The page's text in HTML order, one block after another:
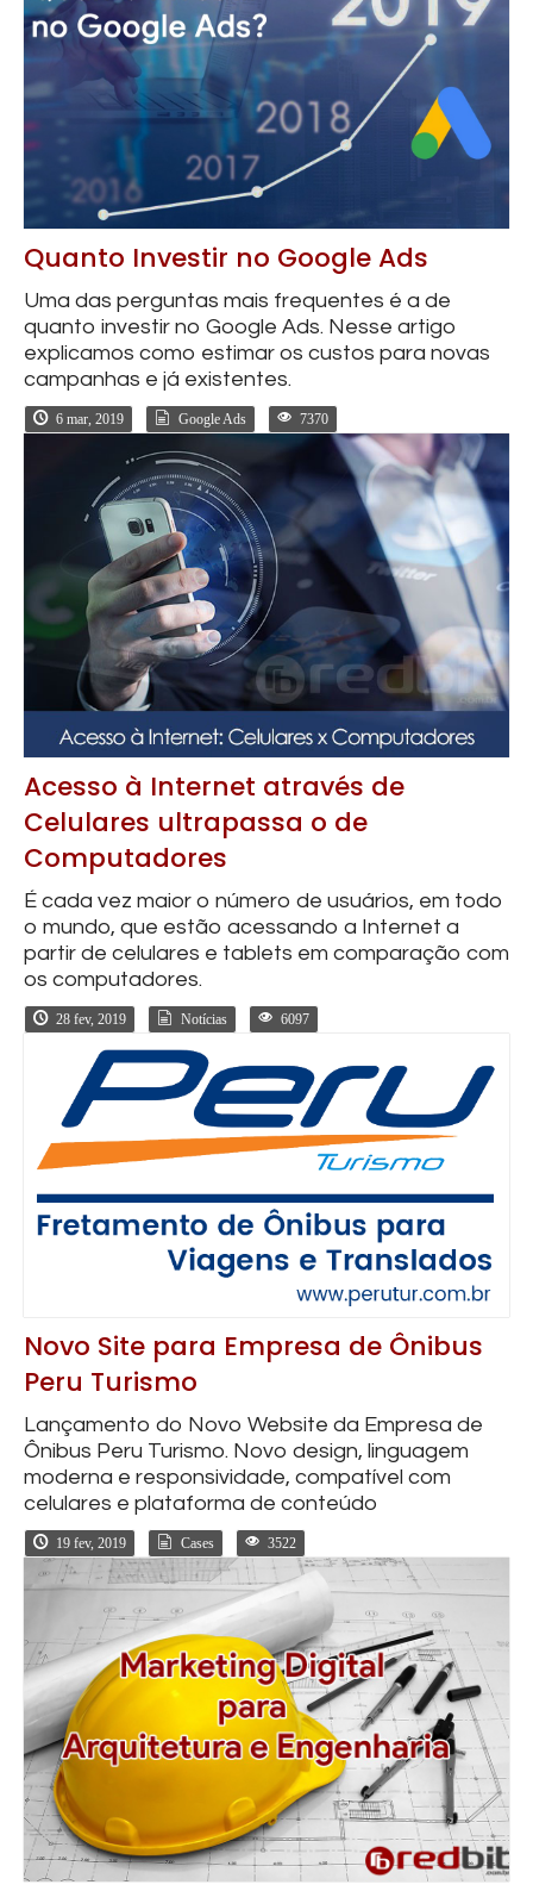
Quanto Investir no Google Ads
Uma das perguntas mais frequentes é a de
quanto investir no Google Ads. Nesse artigo
explicamos como estimar os custos para novas
campanhas e já existentes.
6 mar, 2019 Google Ads 7370
Acesso à Internet através de
Celulares ultrapassa o de
Computadores
É cada vez maior o número de usuários, em todo
o mundo, que estão acessando a Internet a
partir de celulares e tablets em comparação com
os computadores.
28 fev, 2019 Notícias 6097
Novo Site para Empresa de Ônibus
Peru Turismo
Lançamento do Novo Website da Empresa de
Ônibus Peru Turismo. Novo design, linguagem
moderna e responsividade, compatível com
celulares e plataforma de conteúdo
19 fev, 2019 Cases 3522